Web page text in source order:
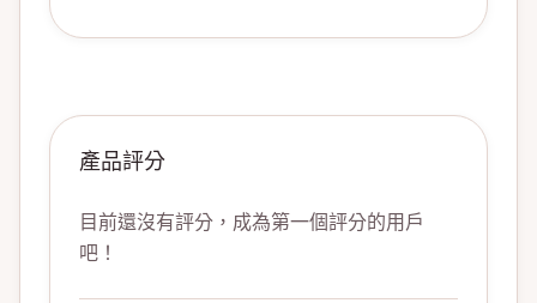
產品評分
目前還沒有評分，成為第一個評分的用戶
吧！